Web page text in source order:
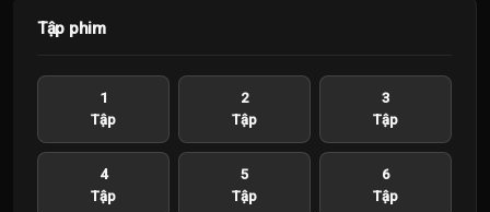
Tập phim
1
Tập
2
Tập
3
Tập
4
Tập
5
Tập
6
Tập